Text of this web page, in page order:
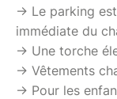
-> Le parking
immédiate du
-> Une torche
-> Vêtements
-> Pour les